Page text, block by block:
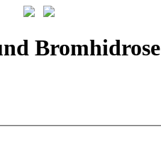
Bromhidrose